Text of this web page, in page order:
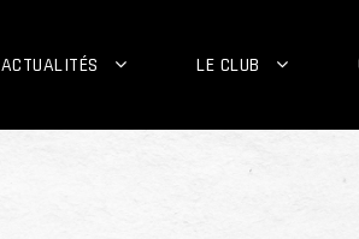
ACTUALITÉS LE CLUB